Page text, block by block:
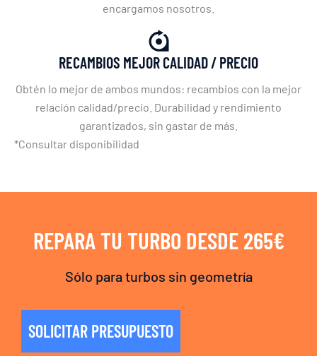
encargamos nosotros.
RECAMBIOS MEJOR CALIDAD / PRECIO
Obtén lo mejor de ambos mundos: recambios con la mejor
relación calidad/precio. Durabilidad y rendimiento
garantizados, sin gastar de más.
*Consultar disponibilidad
REPARA TU TURBO DESDE 265€
Sólo para turbos sin geometría
SOLICITAR PRESUPUESTO